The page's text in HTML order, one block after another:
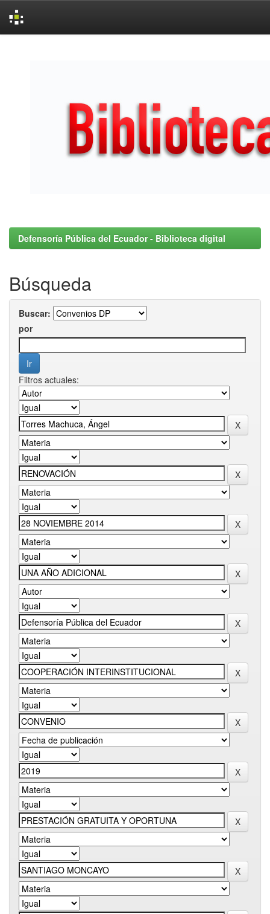
Defensoría Pública del Ecuador - Biblioteca digital
Búsqueda
Buscar:
por
Filtros actuales: